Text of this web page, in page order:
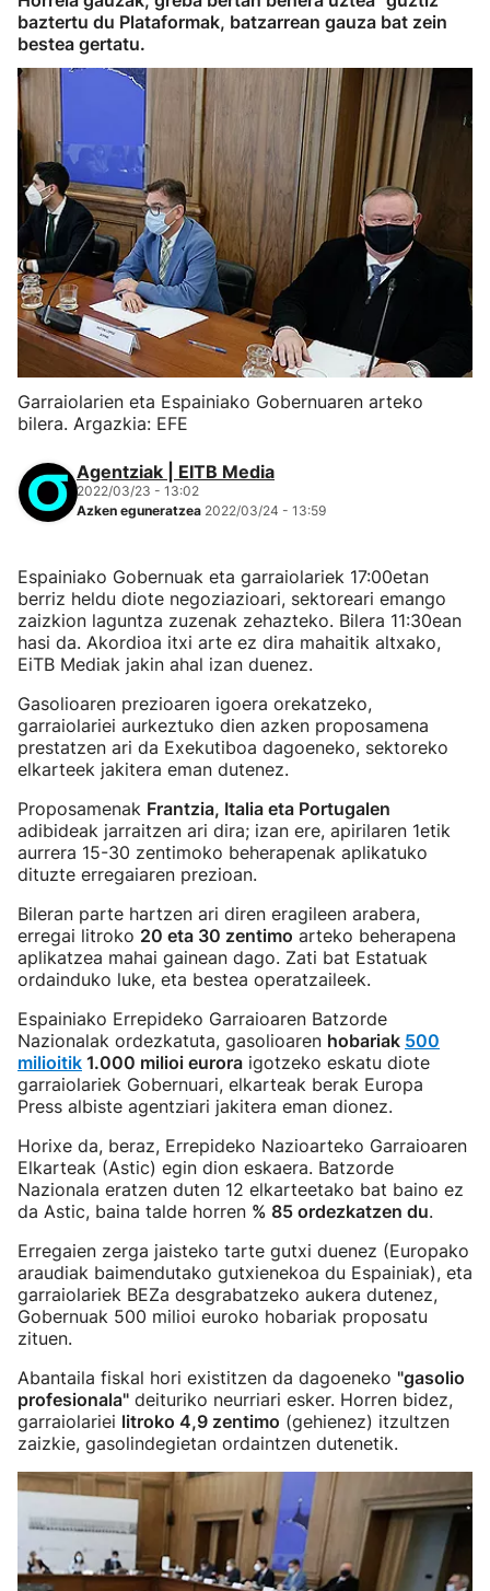
baztertu du Plataformak, batzarrean gauza bat zein
bestea gertatu.
Garraiolarien eta Espainiako Gobernuaren arteko
bilera. Argazkia: EFE
Agentziak | EITB Media
2022/03/23 - 13:02
Azken eguneratzea 2022/03/24 - 13:59
Espainiako Gobernuak eta garraiolariek 17:00etan
berriz heldu diote negoziazioari, sektoreari emango
zaizkion laguntza zuzenak zehazteko. Bilera 11:30ean
hasi da. Akordioa itxi arte ez dira mahaitik altxako,
EiTB Mediak jakin ahal izan duenez.
Gasolioaren prezioaren igoera orekatzeko,
garraiolariei aurkeztuko dien azken proposamena
prestatzen ari da Exekutiboa dagoeneko, sektoreko
elkarteek jakitera eman dutenez.
Proposamenak Frantzia, Italia eta Portugalen
adibideak jarraitzen ari dira; izan ere, apirilaren 1etik
aurrera 15-30 zentimoko beherapenak aplikatuko
dituzte erregaiaren prezioan.
Bileran parte hartzen ari diren eragileen arabera,
erregai litroko 20 eta 30 zentimo arteko beherapena
aplikatzea mahai gainean dago. Zati bat Estatuak
ordainduko luke, eta bestea operatzaileek.
Espainiako Errepideko Garraioaren Batzorde
Nazionalak ordezkatuta, gasolioaren hobariak 500
milioitik 1.000 milioi eurora igotzeko eskatu diote
garraiolariek Gobernuari, elkarteak berak Europa
Press albiste agentziari jakitera eman dionez.
Horixe da, beraz, Errepideko Nazioarteko Garraioaren
Elkarteak (Astic) egin dion eskaera. Batzorde
Nazionala eratzen duten 12 elkarteetako bat baino ez
da Astic, baina talde horren % 85 ordezkatzen du.
Erregaien zerga jaisteko tarte gutxi duenez (Europako
araudiak baimendutako gutxienekoa du Espainiak), eta
garraiolariek BEZa desgrabatzeko aukera dutenez,
Gobernuak 500 milioi euroko hobariak proposatu
zituen.
Abantaila fiskal hori existitzen da dagoeneko "gasolio
profesionala" deituriko neurriari esker. Horren bidez,
garraiolariei litroko 4,9 zentimo (gehienez) itzultzen
zaizkie, gasolindegietan ordaintzen dutenetik.